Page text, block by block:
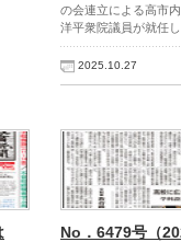
の会連立による高市
洋平衆院議員が就任
2025.10.27
No．6479号（